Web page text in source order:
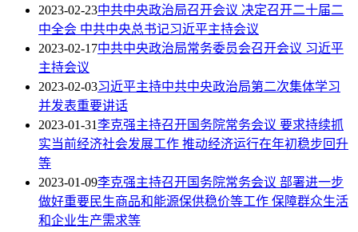
2023-02-23中共中央政治局召开会议 决定召开二十届二
中全会 中共中央总书记习近平主持会议
2023-02-17中共中央政治局常务委员会召开会议 习近平
主持会议
2023-02-03习近平主持中共中央政治局第二次集体学习
并发表重要讲话
2023-01-31李克强主持召开国务院常务会议 要求持续抓
实当前经济社会发展工作 推动经济运行在年初稳步回升
等
2023-01-09李克强主持召开国务院常务会议 部署进一步
做好重要民生商品和能源保供稳价等工作 保障群众生活
和企业生产需求等